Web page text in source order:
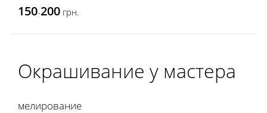
150-200 грн.
Окрашивание у мастера
мелирование